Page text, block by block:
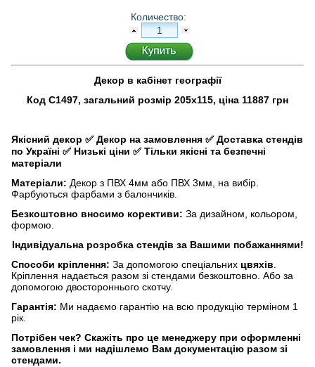
Количество:
Декор в кабінет географії
Код С1497, загальний розмір 205х115, ціна 11887 грн
Якісний декор ✅ Декор на замовлення ✅ Доставка стендів
по Україні ✅ Низькі ціни ✅ Тільки якісні та безпечні
матеріали
Матеріали: Декор з ПВХ 4мм або ПВХ 3мм, на вибір.
Фарбуються фарбами з балончиків.
Безкоштовно вносимо корективи: За дизайном, кольором,
формою.
Індивідуальна розробка стендів за Вашими побажаннями!
Способи кріплення: За допомогою спеціальних цвяхів.
Кріплення надається разом зі стендами безкоштовно. Або за
допомогою двостороннього скотчу.
Гарантія: Ми надаємо гарантію на всю продукцію терміном 1
рік.
Потрібен чек? Скажіть про це менеджеру при оформленні
замовлення і ми надішлемо Вам документацію разом зі
стендами.